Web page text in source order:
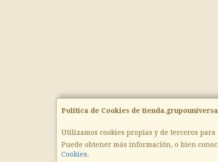
Política de Cookies de
Utilizamos cookies propias y de terceros
Puede obtener más información, o bien
Cookies.